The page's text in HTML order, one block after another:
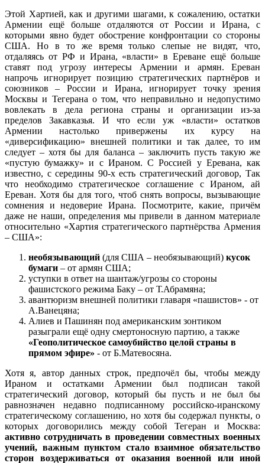
Этой Хартией, как и другими шагами, к сожалению, остатки
Армении ещё больше отдаляются от России и Ирана, с
которыми явно будет обострение конфронтации со стороны
США. Но в то же время только слепые не видят, что,
отдаляясь от РФ и Ирана, «власти» в Ереване ещё больше
ставят под угрозу интересы Армении и армян. Ереван
напрочь игнорирует позицию стратегических партнёров и
союзников – России и Ирана, игнорирует точку зрения
Москвы и Тегерана о том, что неправильно и недопустимо
вовлекать в дела региона страны и организации из-за
пределов Закавказья. И что если уж «власти» остатков
Армении настолько привержены их курсу на
«диверсификацию» внешней политики и так далее, то им
следует – хотя бы для баланса – заключить пусть такую же
«пустую бумажку» и с Ираном. С Россией у Еревана, как
известно, с середины 90-х есть стратегический договор, Так
что необходимо стратегическое соглашение с Ираном, ай
Ереван. Хотя бы для того, чтоб снять вопросы, вызывающие
сомнения и недоверие Ирана. Посмотрите, какие, причём
даже не наши, определения мы привели в данном материале
относительно «Хартия стратегического партнёрства Армения
– США»:
необязывающий (для США – необязывающий) кусок
бумаги – от армян США;
уступки в ответ на шантаж/угрозы со стороны
фашистского режима Баку – от Т.Абрамяна;
авантюризм внешней политики главаря «пашистов» - от
А.Ванецяна;
Алиев и Пашинян под американским зонтиком
разыграли ещё одну смертоносную партию, а также
«Геополитическое самоубийство целой страны в
прямом эфире» - от Б.Матевосяна.
Хотя я, автор данных строк, предпочёл бы, чтобы между
Ираном и остатками Армении был подписан такой
стратегический договор, который бы пусть и не был бы
равнозначен недавно подписанному российско-иранскому
стратегическому соглашению, но хотя бы содержал пункты, о
которых договорились между собой Тегеран и Москва:
активно сотрудничать в проведении совместных военных
учений, важным пунктом стало взаимное обязательство
сторон воздерживаться от оказания военной или иной